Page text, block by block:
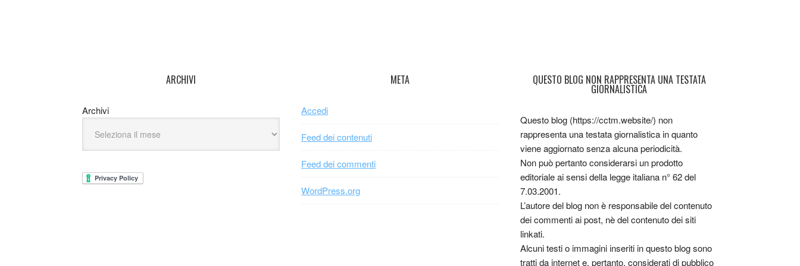
ARCHIVI
Archivi
META
Accedi
Feed dei contenuti
Feed dei commenti
WordPress.org
QUESTO BLOG NON RAPPRESENTA UNA TESTATA
GIORNALISTICA
Questo blog (https://cctm.website/) non
rappresenta una testata giornalistica in quanto
viene aggiornato senza alcuna periodicità.
Non può pertanto considerarsi un prodotto
editoriale ai sensi della legge italiana n° 62 del
7.03.2001.
L’autore del blog non è responsabile del contenuto
dei commenti ai post, nè del contenuto dei siti
linkati.
Alcuni testi o immagini inseriti in questo blog sono
tratti da internet e, pertanto, considerati di pubblico